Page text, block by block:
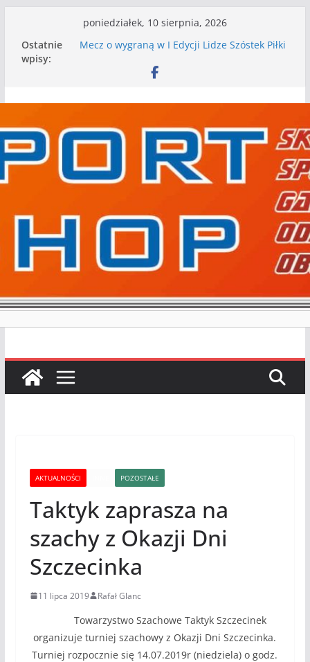
treści
poniedziałek, 10 sierpnia, 2026
Ostatnie
wpisy:
Mecz o wygraną w I Edycji Lidze Szóstek Piłki
Nasze piłkarskie zespoły w toku przygotowań
Kolejne gry kontrolne naszych piłkarskich
WKS wygrywa pierwszą edycję Ligi Szóstek w
Gwdzie Wielkiej
I mamy kolejne gry kontrolne, piłkarskie
granie przed nami
AKTUALNOŚCI POZOSTAŁE
Taktyk zaprasza na
szachy z Okazji Dni
Szczecinka
11 lipca 2019 Rafał Glanc
Towarzystwo Szachowe Taktyk Szczecinek
organizuje turniej szachowy z Okazji Dni Szczecinka.
Turniej rozpocznie się 14.07.2019r (niedziela) o godz.